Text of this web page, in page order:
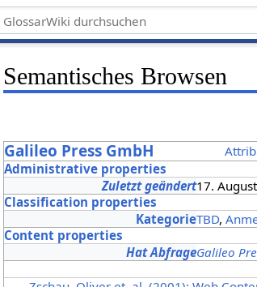
Semantisches Browsen
Galileo Press GmbH
Administrative properties
Zuletzt geändert17.
Classification properties
KategorieTBD,
Content properties
Hat AbfrageGalileo